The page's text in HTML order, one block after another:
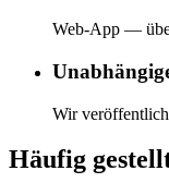
Web-App —
Wir
Häufig